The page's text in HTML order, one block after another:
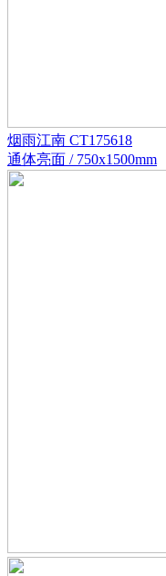
烟雨江南 CT175618
通体亮面 / 750x1500mm